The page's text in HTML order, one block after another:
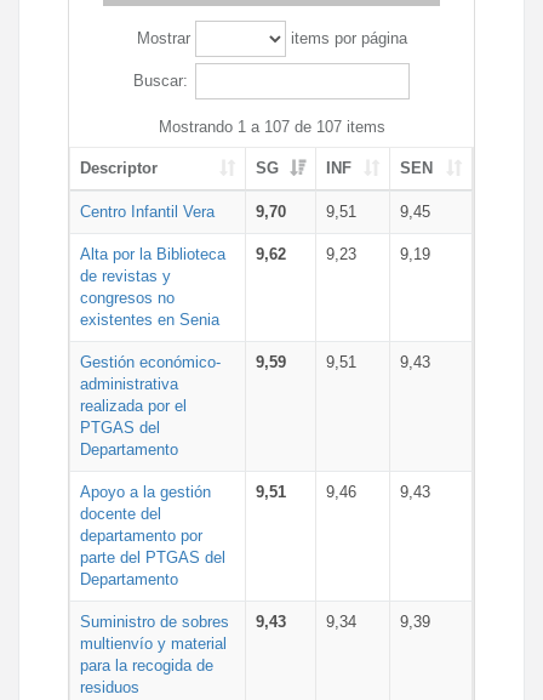
Mostrar items por página
Buscar:
Mostrando 1 a 107 de 107 items
Descriptor SG INF SEN
Centro Infantil Vera 9,70 9,51 9,45
Alta por la Biblioteca
de revistas y
congresos no
existentes en Senia
9,62 9,23 9,19
Gestión económico-
administrativa
realizada por el
PTGAS del
Departamento
9,59 9,51 9,43
Apoyo a la gestión
docente del
departamento por
parte del PTGAS del
Departamento
9,51 9,46 9,43
Suministro de sobres
multienvío y material
para la recogida de
residuos
9,43 9,34 9,39